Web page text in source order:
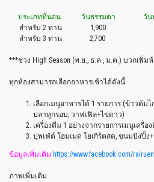
ประเภทที่นอน วันธรรมดา
วัน
สำหรับ 2 ท่าน
1,900
สำหรับ 3 ท่าน
2,700
***ช่วง High Season (พ.ย., ธ.ค., ม.ค.) บวกเพิ่ม
ทุกห้องสามารถเลือกอาหารเช้าได้ดังนี้
เลือกเมนูอาหารได้ 1 รายการ (ข้าวต้ม
ปลาทูกรอบ, วาฟเฟิล+ไข่ดาว)
เครื่องดื่ม 1 อย่างจากรายการเมนูเครื่
ปุพเฟ่ต์ โฮมเมด โยเกิร์ตสด, ขนมปังปิ้ง
ข้อมูลเพิ่มเติม https://www.facebook.com/
ภาพเพิ่มเติม